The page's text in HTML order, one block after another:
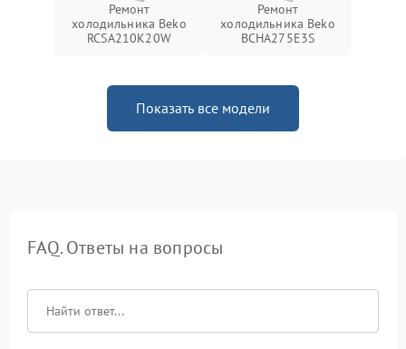
Ремонт
холодильника Beko
RCSA210K20W
Ремонт
холодильника Beko
BCHA275E3S
Показать все модели
FAQ. Ответы на вопросы